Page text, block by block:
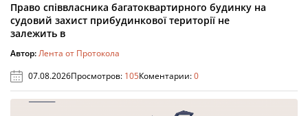
Право співвласника багатоквартирного будинку на
судовий захист прибудинкової території не
залежить в
Автор:Лента от Протокола
07.08.2026Просмотров: 105Коментарии:0